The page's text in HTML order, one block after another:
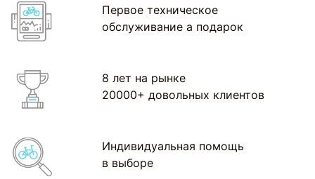
Первое техническое
обслуживание а подарок
8 лет на рынке
20000+ довольных клиентов
Индивидуальная помощь
в выборе